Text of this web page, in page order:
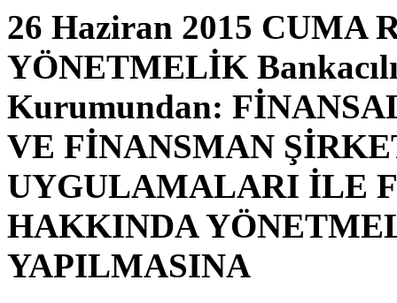
26 Haziran 2015 CUMA
YÖNETMELİK
Kurumundan:
VE FİNANSMAN
UYGULAMALARI İLE
HAKKINDA
YAPILMASINA